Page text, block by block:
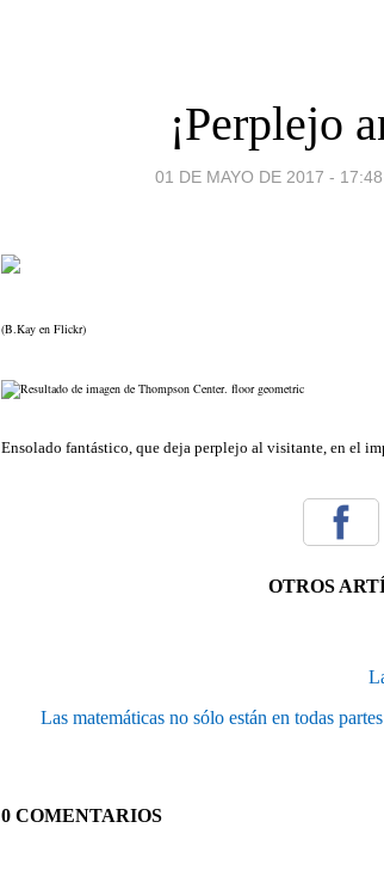
¡Perplejo
01 DE MAYO DE 2017 - 17:48
(B.Kay en Flickr)
Ensolado fantástico, que deja perplejo al visitante, en el
OTROS
Las matemáticas no sólo están en todas
0 COMENTARIOS